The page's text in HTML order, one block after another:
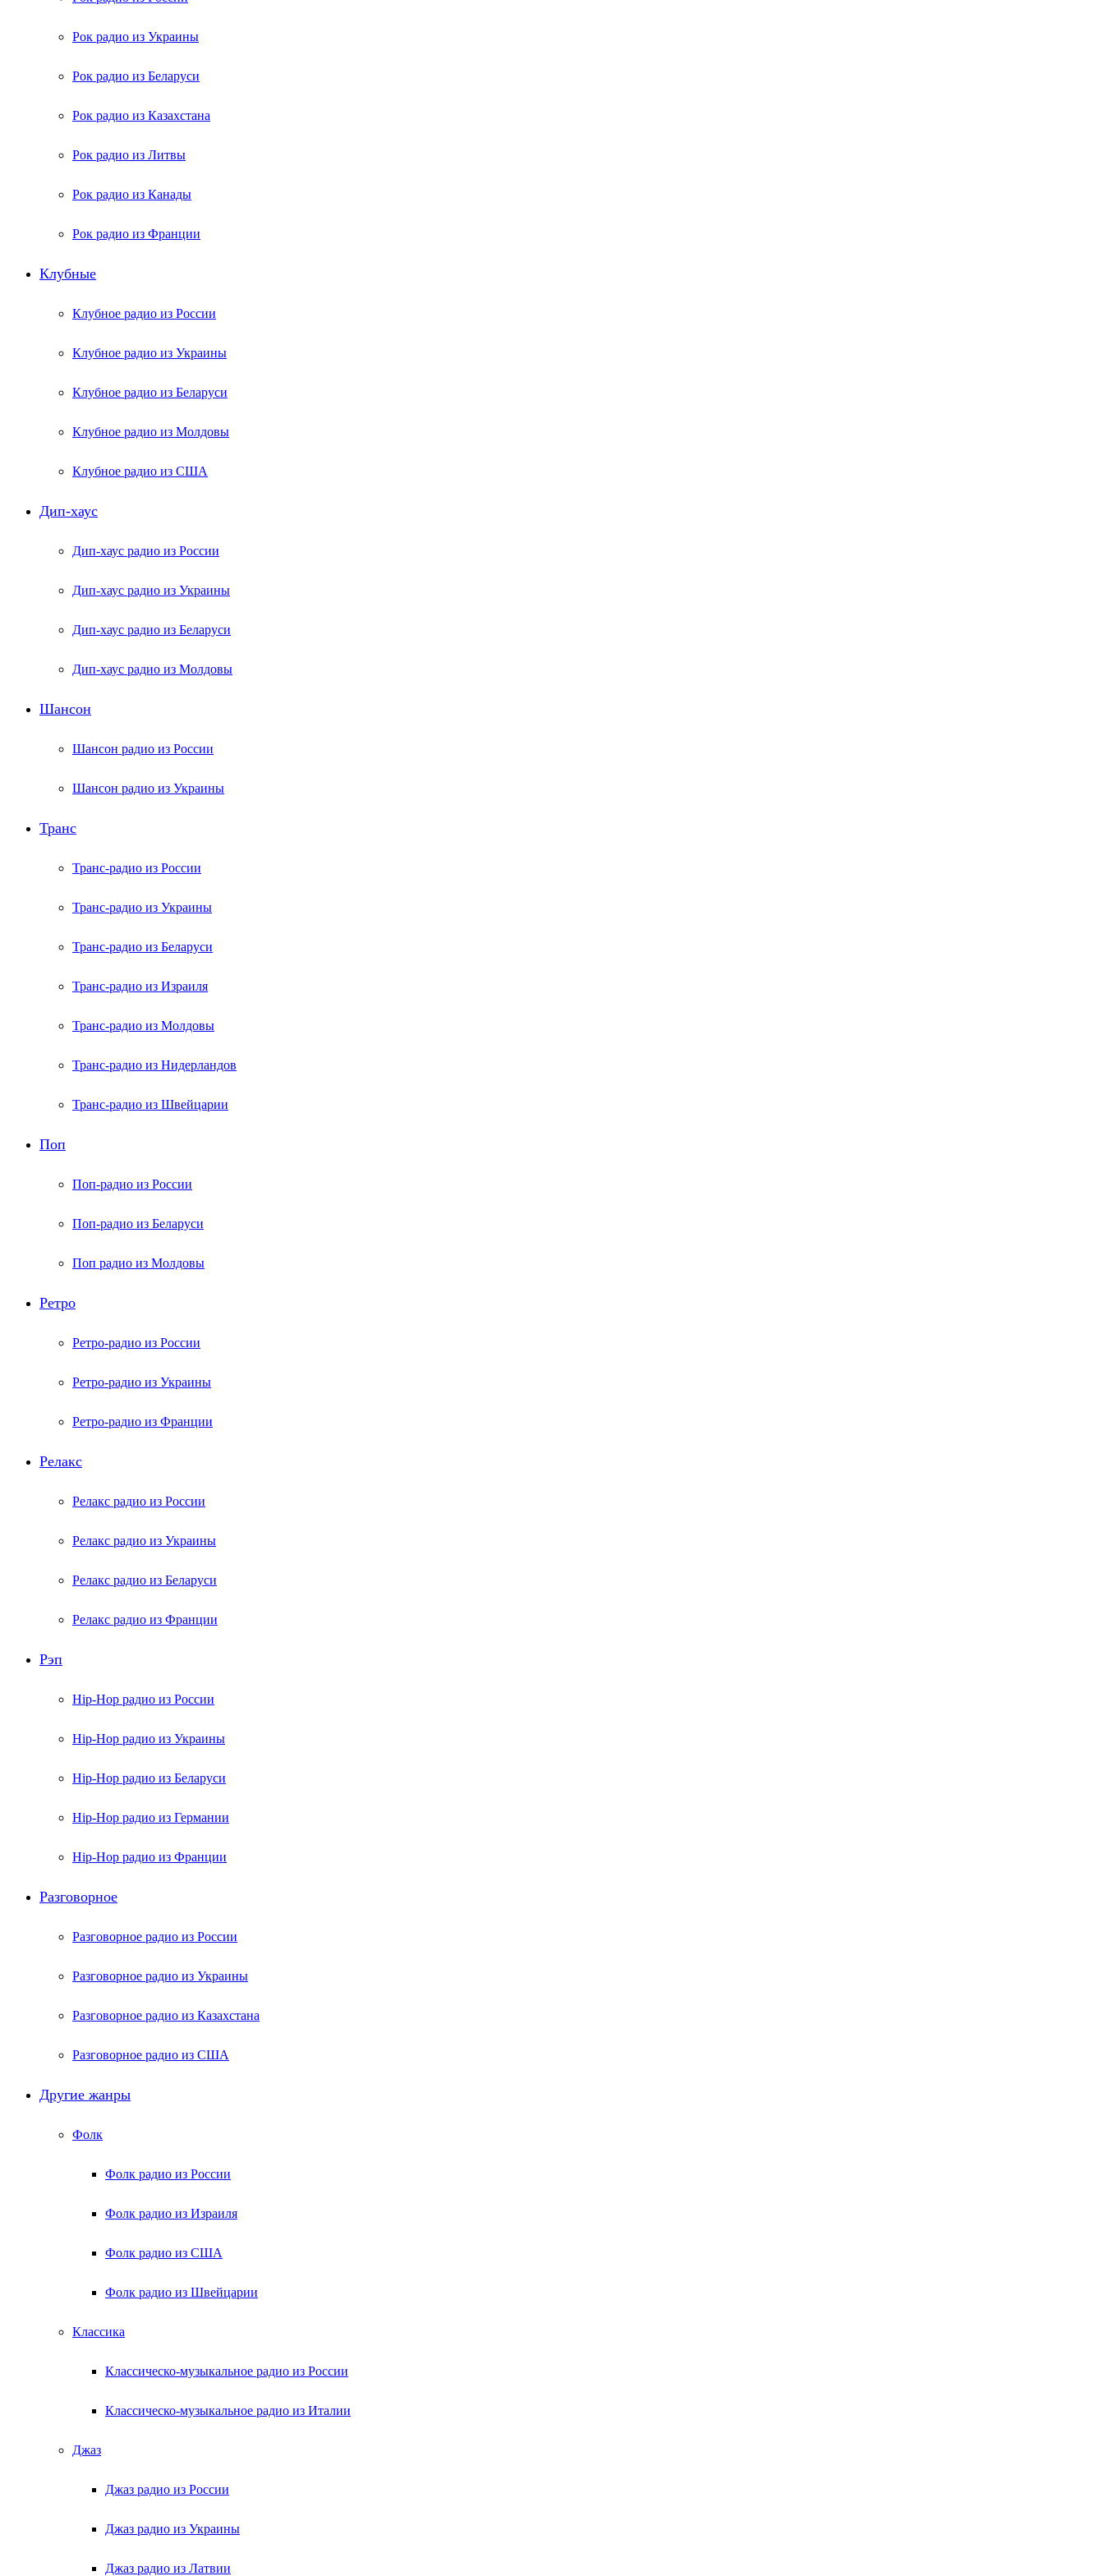
Рок радио из Украины
Рок радио из Беларуси
Рок радио из Казахстана
Рок радио из Литвы
Рок радио из Канады
Рок радио из Франции
Клубные
Клубное радио из России
Клубное радио из Украины
Клубное радио из Беларуси
Клубное радио из Молдовы
Клубное радио из США
Дип-хаус
Дип-хаус радио из России
Дип-хаус радио из Украины
Дип-хаус радио из Беларуси
Дип-хаус радио из Молдовы
Шансон
Шансон радио из России
Шансон радио из Украины
Транс
Транс-радио из России
Транс-радио из Украины
Транс-радио из Беларуси
Транс-радио из Израиля
Транс-радио из Молдовы
Транс-радио из Нидерландов
Транс-радио из Швейцарии
Поп
Поп-радио из России
Поп-радио из Беларуси
Поп радио из Молдовы
Ретро
Ретро-радио из России
Ретро-радио из Украины
Ретро-радио из Франции
Релакс
Релакс радио из России
Релакс радио из Украины
Релакс радио из Беларуси
Релакс радио из Франции
Рэп
Hip-Hop радио из России
Hip-Hop радио из Украины
Hip-Hop радио из Беларуси
Hip-Hop радио из Германии
Hip-Hop радио из Франции
Разговорное
Разговорное радио из России
Разговорное радио из Украины
Разговорное радио из Казахстана
Разговорное радио из США
Другие жанры
Фолк
Фолк радио из России
Фолк радио из Израиля
Фолк радио из США
Фолк радио из Швейцарии
Классика
Классическо-музыкальное радио из России
Классическо-музыкальное радио из Италии
Джаз
Джаз радио из России
Джаз радио из Украины
Джаз радио из Латвии